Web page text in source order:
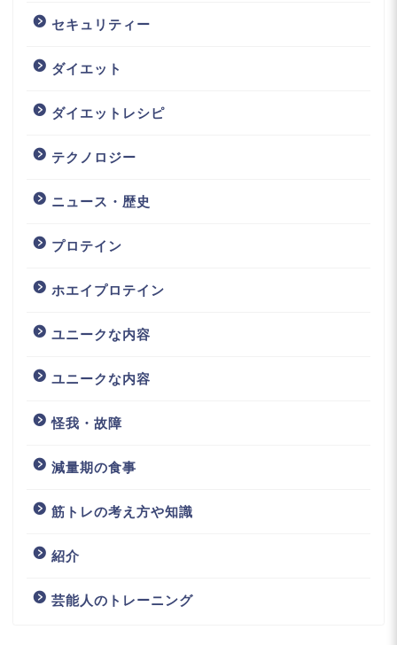
セキュリティー
ダイエット
ダイエットレシピ
テクノロジー
ニュース・歴史
プロテイン
ホエイプロテイン
ユニークな内容
ユニークな内容
怪我・故障
減量期の食事
筋トレの考え方や知識
紹介
芸能人のトレーニング